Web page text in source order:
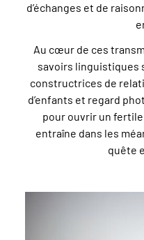
d’échanges et de
Au cœur de ces
savoirs linguistiques
constructrices de
d’enfants et regard
pour ouvrir un
entraîne dans les
quête